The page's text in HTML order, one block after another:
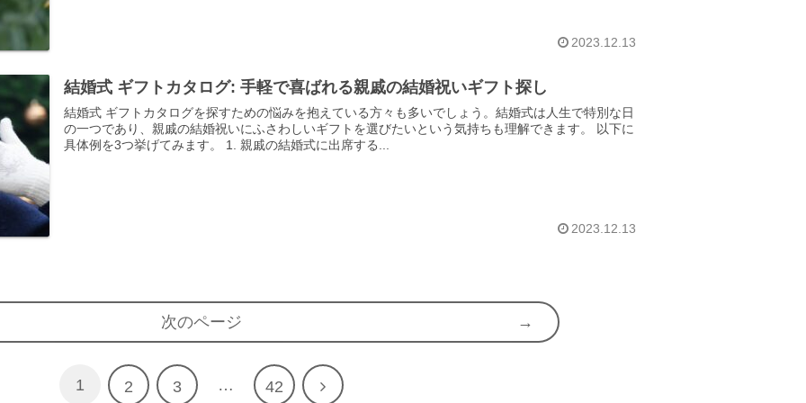
2023.12.13
結婚式 ギフトカタログ: 手軽で喜ばれる親戚の結婚祝いギフト探し
結婚式 ギフトカタログを探すための悩みを抱えている方々も多いでしょう。結婚式は人生で特別な日
の一つであり、親戚の結婚祝いにふさわしいギフトを選びたいという気持ちも理解できます。 以下に
具体例を3つ挙げてみます。 1. 親戚の結婚式に出席する...
2023.12.13
次のページ
1 2 3 … 42 次